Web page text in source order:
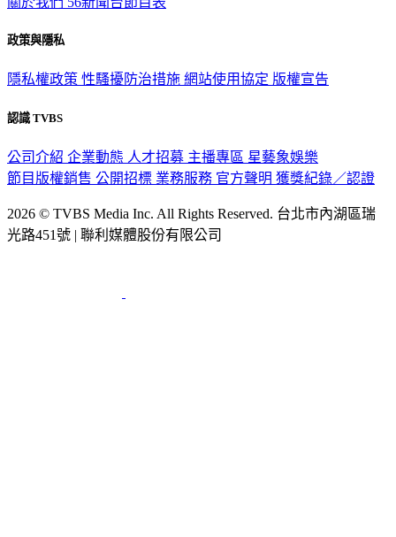
政策與隱私
隱私權政策 性騷擾防治措施 網站使用協定 版權宣告
認識 TVBS
公司介紹 企業動態 人才招募 主播專區 星藝象娛樂
節目版權銷售 公開招標 業務服務 官方聲明 獲獎紀錄／認證
2026 © TVBS Media Inc. All Rights Reserved. 台北市內湖區瑞
光路451號 | 聯利媒體股份有限公司